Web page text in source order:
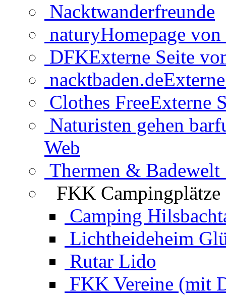
Nacktwanderfreunde
naturyHomepage
DFKExterne Seite
nacktbaden.de
Clothes FreeExterne
Naturisten gehen
Web
Thermen & Badewelt
FKK Campingplätze
Camping
Lichtheideheim
Rutar Lido
FKK Vereine (mit